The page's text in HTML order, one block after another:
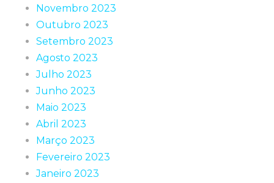
Novembro 2023
Outubro 2023
Setembro 2023
Agosto 2023
Julho 2023
Junho 2023
Maio 2023
Abril 2023
Março 2023
Fevereiro 2023
Janeiro 2023